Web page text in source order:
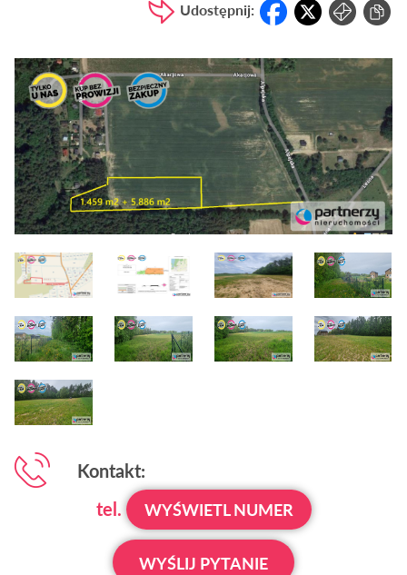
Udostępnij:
Kontakt:
tel.
WYŚWIETL NUMER
WYŚLIJ PYTANIE